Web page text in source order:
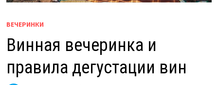
ВЕЧЕРИНКИ
Винная вечеринка и
правила дегустации вин